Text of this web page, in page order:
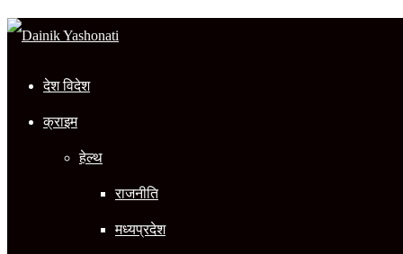
देश विदेश
क्राइम
हेल्थ
राजनीति
मध्यप्रदेश